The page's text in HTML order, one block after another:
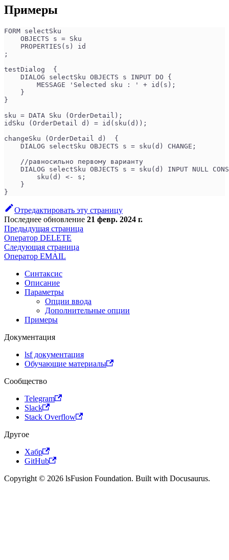
Примеры
FORM selectSku
    OBJECTS s = Sku
    PROPERTIES(s) id
;
testDialog  {
    DIALOG selectSku OBJECTS s INPUT DO {
        MESSAGE 'Selected sku : ' + id(s);
    }
}
sku = DATA Sku (OrderDetail);
idSku (OrderDetail d) = id(sku(d));
changeSku (OrderDetail d)  {
    DIALOG selectSku OBJECTS s = sku(d) CHANGE;
    //равносильно первому варианту
DIALOG selectSku OBJECTS s = sku(d) INPUT NULL
        sku(d) <- s;
    }
}
Отредактировать эту страницу
Последнее обновление 21 февр. 2024 г.
Предыдущая страница
Оператор DELETE
Следующая страница
Оператор EMAIL
Синтаксис
Описание
Параметры
Опции ввода
Дополнительные опции
Примеры
Документация
lsf документация
Обучающие материалы
Сообщество
Telegram
Slack
Stack Overflow
Другое
Хабр
GitHub
Copyright © 2026 lsFusion Foundation. Built with Docusaurus.